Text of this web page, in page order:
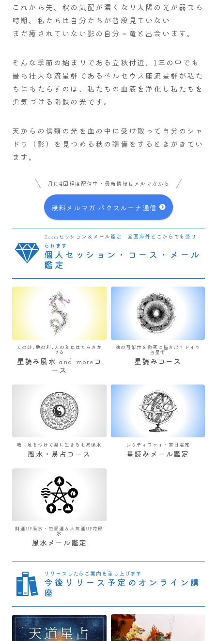
これから先、秋の気配が濃くなり太陽の光が弱まる
時期、私たちは自分たちが普段見ていない
まだ癒されていない影の自分＝竜と出会います。
そんな季節の始まりである立秋付近、1年の中でも
最も壮大な流星群であるペルセウス座流星群が私た
ちにもたらすのは、私たちの血液を浄化し私たちを
勇気づける隕鉄の光です。
天からの信頼の光を血の中に受け取って自分のシャ
ドウ（影）を見つめる秋の準備をするときがきてい
ます。
月に4回程度配信中・最新情報はメルマガから
無料メルマガ パクスルーナ通信
Zoomセッション＆メール鑑定 全国海外どこからでも受け
られます
個人セッション・コース・メール
鑑定
天の時×地の利×人の和にはたらきか
ける
星読み風水 and moreコ
ース
魂の可能性を緻密に描き出すドイツ
占星術
星読みコース
地に足をつけて楽に生きる卍易風水
風水・易占コース
レクティファイ・吉日選定
星読みメール鑑定
財運UP風水・恋愛運＆人気運UP花風
水
風水メール鑑定
リリースしたらご案内を差し上げます
今後リリース予定のオンライン講
座